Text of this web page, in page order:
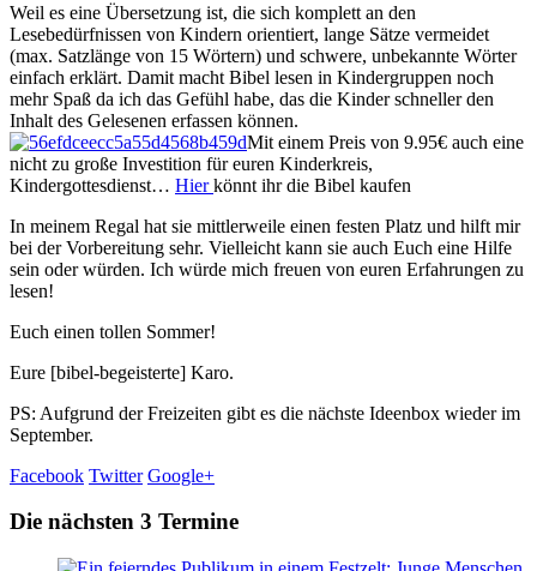
Weil es eine Übersetzung ist, die sich komplett an den
Lesebedürfnissen von Kindern orientiert, lange Sätze vermeidet
(max. Satzlänge von 15 Wörtern) und schwere, unbekannte Wörter
einfach erklärt. Damit macht Bibel lesen in Kindergruppen noch
mehr Spaß da ich das Gefühl habe, das die Kinder schneller den
Inhalt des Gelesenen erfassen können.
Mit einem Preis von 9.95€ auch eine
nicht zu große Investition für euren Kinderkreis,
Kindergottesdienst… Hierkönnt ihr die Bibel kaufen
In meinem Regal hat sie mittlerweile einen festen Platz und hilft mir
bei der Vorbereitung sehr. Vielleicht kann sie auch Euch eine Hilfe
sein oder würden. Ich würde mich freuen von euren Erfahrungen zu
lesen!
Euch einen tollen Sommer!
Eure [bibel-begeisterte] Karo.
PS: Aufgrund der Freizeiten gibt es die nächste Ideenbox wieder im
September.
Facebook Twitter Google+
Die nächsten 3 Termine